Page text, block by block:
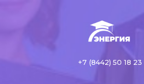
+7 (8442) 50 18 23